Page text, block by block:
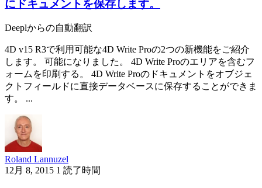
にドキュメントを保存します。
Deeplからの自動翻訳
4D v15 R3で利用可能な4D Write Proの2つの新機能をご紹介
します。 可能になりました。 4D Write Proのエリアを含むフ
ォームを印刷する。 4D Write Proのドキュメントをオブジェ
クトフィールドに直接データベースに保存することができま
す。 ...
Roland Lannuzel
12月 8, 2015 1 読了時間